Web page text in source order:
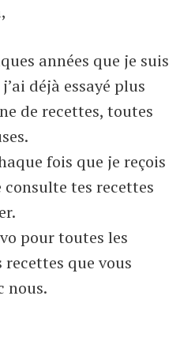
années que je suis
déjà essayé plus
de recettes, toutes
fois que je reçois
consulte tes recettes
pour toutes les
que vous
nous.